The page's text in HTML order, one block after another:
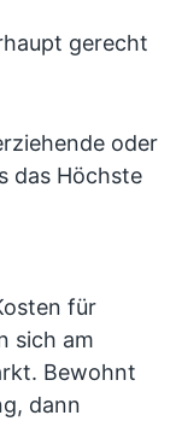
gerecht
oder
das Höchste
für
sich am
Bewohnt
dann